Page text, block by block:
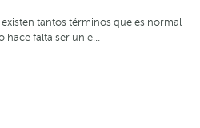
tantos términos que es normal
falta ser un e…